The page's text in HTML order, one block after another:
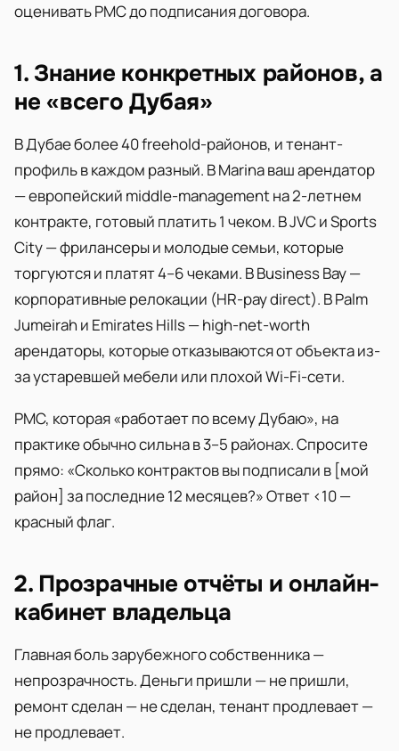
оценивать PMC до подписания договора.
1. Знание конкретных районов, а
не «всего Дубая»
В Дубае более 40 freehold-районов, и тенант-
профиль в каждом разный. В Marina ваш арендатор
— европейский middle-management на 2-летнем
контракте, готовый платить 1 чеком. В JVC и Sports
City — фрилансеры и молодые семьи, которые
торгуются и платят 4–6 чеками. В Business Bay —
корпоративные релокации (HR-pay direct). В Palm
Jumeirah и Emirates Hills — high-net-worth
арендаторы, которые отказываются от объекта из-
за устаревшей мебели или плохой Wi-Fi-сети.
PMC, которая «работает по всему Дубаю», на
практике обычно сильна в 3–5 районах. Спросите
прямо: «Сколько контрактов вы подписали в [мой
район] за последние 12 месяцев?» Ответ <10 —
красный флаг.
2. Прозрачные отчёты и онлайн-
кабинет владельца
Главная боль зарубежного собственника —
непрозрачность. Деньги пришли — не пришли,
ремонт сделан — не сделан, тенант продлевает —
не продлевает.